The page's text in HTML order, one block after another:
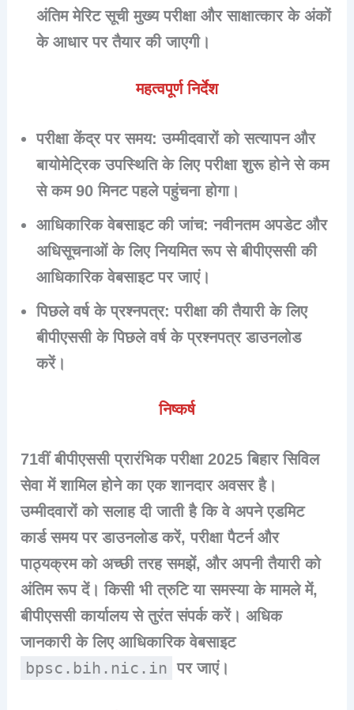
अंतिम मेरिट सूची मुख्य परीक्षा और साक्षात्कार के अंकों
के आधार पर तैयार की जाएगी।
महत्वपूर्ण निर्देश
परीक्षा केंद्र पर समय: उम्मीदवारों को सत्यापन और
बायोमेट्रिक उपस्थिति के लिए परीक्षा शुरू होने से कम
से कम 90 मिनट पहले पहुंचना होगा।
आधिकारिक वेबसाइट की जांच: नवीनतम अपडेट और
अधिसूचनाओं के लिए नियमित रूप से बीपीएससी की
आधिकारिक वेबसाइट पर जाएं।
पिछले वर्ष के प्रश्नपत्र: परीक्षा की तैयारी के लिए
बीपीएससी के पिछले वर्ष के प्रश्नपत्र डाउनलोड
करें।
निष्कर्ष
71वीं बीपीएससी प्रारंभिक परीक्षा 2025 बिहार सिविल
सेवा में शामिल होने का एक शानदार अवसर है।
उम्मीदवारों को सलाह दी जाती है कि वे अपने एडमिट
कार्ड समय पर डाउनलोड करें, परीक्षा पैटर्न और
पाठ्यक्रम को अच्छी तरह समझें, और अपनी तैयारी को
अंतिम रूप दें। किसी भी त्रुटि या समस्या के मामले में,
बीपीएससी कार्यालय से तुरंत संपर्क करें। अधिक
जानकारी के लिए आधिकारिक वेबसाइट
bpsc.bih.nic.in पर जाएं।